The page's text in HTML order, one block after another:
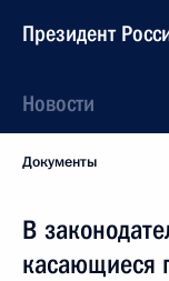
Президент
Новости
Документы
В
касающиеся